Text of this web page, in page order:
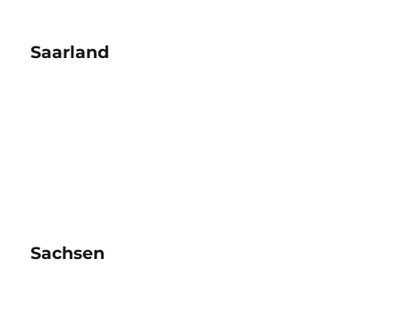
Saarland
Sachsen